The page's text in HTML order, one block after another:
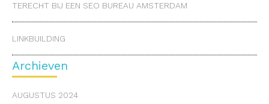
TERECHT BIJ EEN SEO BUREAU AMSTERDAM
LINKBUILDING
Archieven
AUGUSTUS 2024